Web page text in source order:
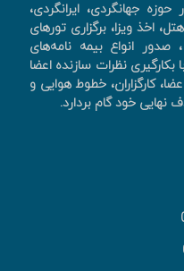
جهانگردی، ايرانگردی،
اخذ ويزا، برگزاری تورهای
انواع بیمه نامه‌های
نظرات سازنده اعضا
کارگزاران، خطوط هوایی و
نهایی خود گام بردارد.